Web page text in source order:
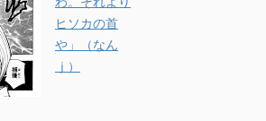
ヒソカの首
や」（なん
ｊ）